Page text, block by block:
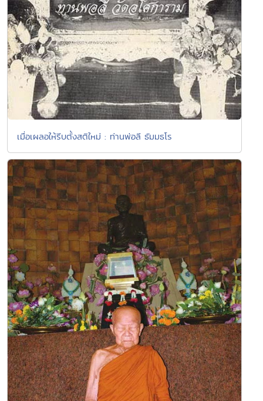
เมื่อเผลอให้รีบตั้งสติใหม่ : ท่านพ่อลี ธัมมธโร